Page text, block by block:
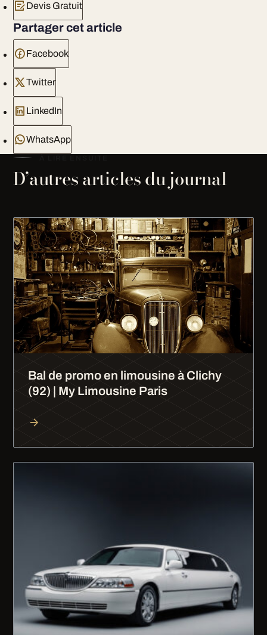
Devis Gratuit
Partager cet article
Facebook
Twitter
LinkedIn
WhatsApp
D’autres articles du journal
Bal de promo en limousine à Clichy
(92) | My Limousine Paris